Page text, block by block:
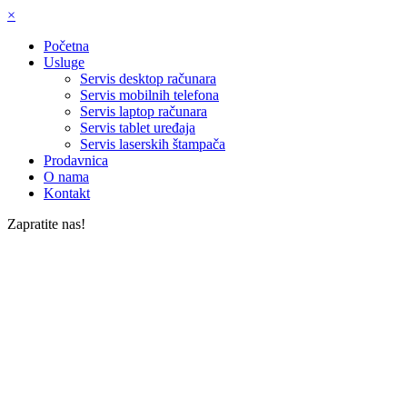
×
Početna
Usluge
Servis desktop računara
Servis mobilnih telefona
Servis laptop računara
Servis tablet uređaja
Servis laserskih štampača
Prodavnica
O nama
Kontakt
Zapratite nas!